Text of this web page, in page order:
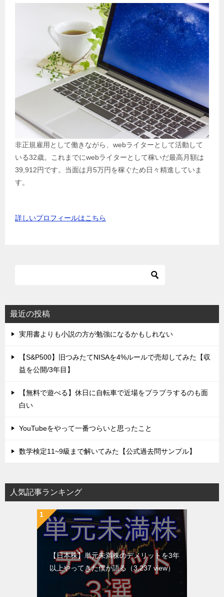
非正規雇用として働きながら、webライターとして活動して
いる32歳。これまでにwebライターとして稼いだ最高月額は
39,912円です。当面は月5万円を稼ぐため日々精進していま
す。
詳しいプロフィールはこちら
最近の投稿
実用書よりも小説の方が勉強になるかもしれない
【S&P500】旧つみたてNISAを4%ルールで売却してみた【収
益を公開/3年目】
【無料で遊べる】休日に自転車で近場をプラプラするのも面
白い
YouTubeをやって一番つらいと思ったこと
数学検定11~9級まで解いてみた【公式過去問サンプル】
人気記事ランキング
【日本株】単元未満株のデメリットを3年
以上やってきた僕が語る （3,237 view）